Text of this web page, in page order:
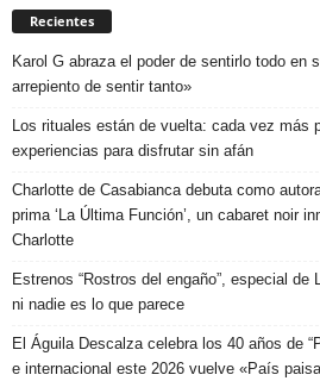
Recientes
Karol G abraza el poder de sentirlo todo en
arrepiento de sentir tanto»
Los rituales están de vuelta: cada vez más
experiencias para disfrutar sin afán
Charlotte de Casabianca debuta como
prima ‘La Última Función’, un cabaret noir
Charlotte
Estrenos “Rostros del engaño”, especial
ni nadie es lo que parece
El Águila Descalza celebra los 40 años de
e internacional este 2026 vuelve «País